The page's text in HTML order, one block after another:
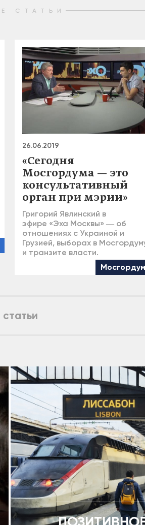
СТАТЬИ
26.06.2019
«Сегодня
Мосгордума — это
консультативный
орган при мэрии»
Григорий Явлинский в
эфире «Эха Москвы» ― об
отношениях с Украиной и
Грузией, выборах в
и транзите власти.